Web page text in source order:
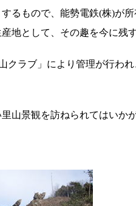
るもので、能勢電鉄(株)が
地として、その趣を今に残
ラブ」により管理が行わ
山景観を訪ねられてはいかが